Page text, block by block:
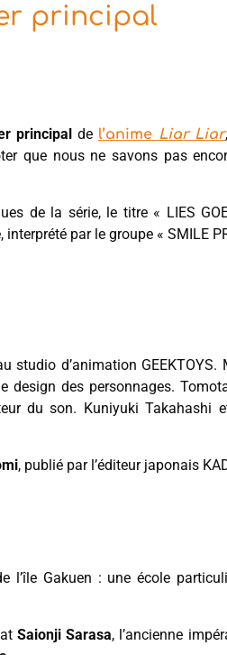
principal
principal de l’anime Liar Liar
que nous ne savons pas
de la série, le titre « LIES
par le groupe « SMILE
studio d’animation GEEKTOYS.
design des personnages.
du son. Kuniyuki Takahashi
, publié par l’éditeur japonais
l’île Gakuen : une école
Saionji Sarasa, l’ancienne